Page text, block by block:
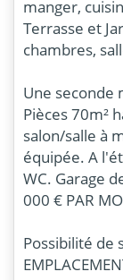
manger,
Terrasse et
chambres,
Une seconde
Pièces 70m²
salon/salle à
équipée. A
WC. Garage
000 € PAR
Possibilité de